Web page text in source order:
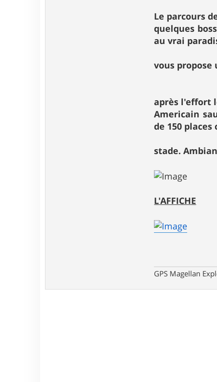
Le parcours
quelques
au vrai
vous propose
après l'effort
Americain
de 150
stade.
L'AFFICHE
GPS Magellan